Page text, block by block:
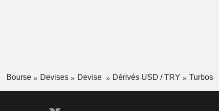
Bourse Devises Devise Dérivés USD / TRY Turbos